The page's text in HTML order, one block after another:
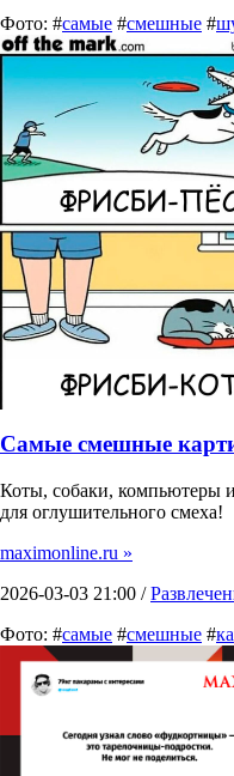
Фото: #самые #смешные #
Самые смешные
Коты, собаки, компьютеры
для оглушительного смеха!
maximonline.ru »
2026-03-03 21:00 /
Фото: #самые #смешные #